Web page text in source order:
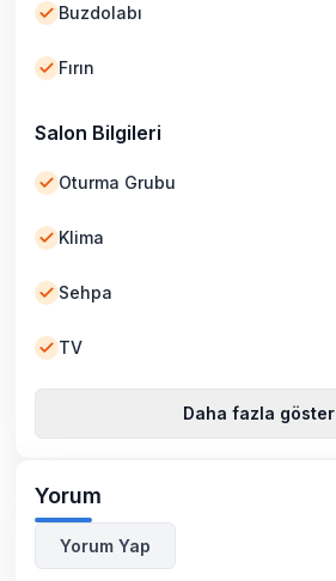
Buzdolabı
Fırın
Salon Bilgileri
Oturma Grubu
Klima
Sehpa
TV
Daha fazla göster
Yorum
Yorum Yap